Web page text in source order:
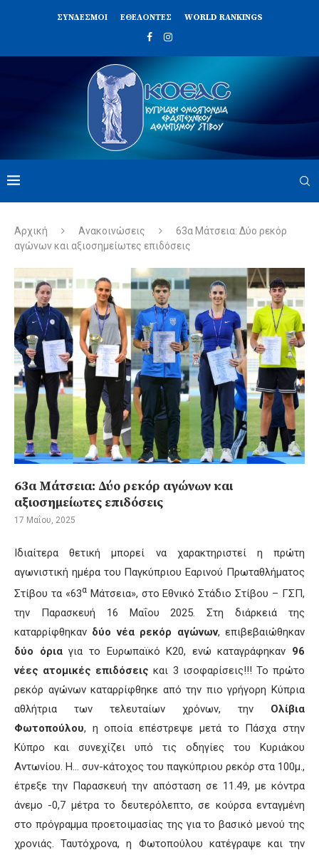
ΣΥΝΔΈΣΜΟΙ ΕΘΕΛΟΝΤΈΣ WORLD RANKINGS
Αρχική Ανακοινώσεις
63α Μάτσεια: Δύο ρεκόρ
αγώνων και αξιοσημείωτες επιδόσεις
63α Μάτσεια: Δύο ρεκόρ αγώνων και
αξιοσημείωτες επιδόσεις
17 Μαΐου, 2025
Ιδιαίτερα θετική μπορεί να χαρακτηριστεί η πρώτη
αγωνιστική ημέρα του Παγκύπριου Εαρινού Πρωταθλήματος
Στίβου τα «63αΜάτσεια», στο Εθνικό Στάδιο Στίβου – ΓΣΠ,
την Παρασκευή 16 Μαΐου 2025. Στη διάρκειά της
καταρρίφθηκαν δύο νέα ρεκόρ αγώνων, επιβεβαιώθηκαν
δύο όριαγια το Ευρωπαϊκό Κ20, ενώ καταγράφηκαν 96
νέες ατομικές επιδόσεις και 3 ισοφαρίσεις!!! Το πρώτο
ρεκόρ αγώνων καταρρίφθηκε από την πιο γρήγορη Κύπρια
αθλήτρια των τελευταίων χρόνων, την Ολίβια
Φωτοπούλου, η οποία επέστρεψε μετά το Πάσχα στην
Κύπρο και συνεχίζει υπό τις οδηγίες του Κυριάκου
Αντωνίου. Η… συν-κάτοχος του παγκύπριου ρεκόρ στα 100μ.,
έτρεξε την Παρασκευή την απόσταση σε 11.49, με κόντρα
άνεμο -0,7 μέτρα το δευτερόλεπτο, σε κούρσα ενταγμένη
στο πρόγραμμα προετοιμασίας της για το βασικό μενού της
χρονιάς. Ταυτόχρονα, η Φωτοπούλου κατέγραψε και την